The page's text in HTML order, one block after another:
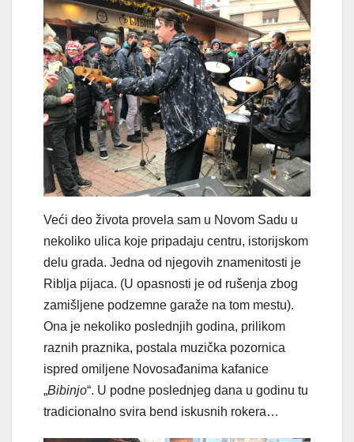
Veći deo života provela sam u Novom Sadu u
nekoliko ulica koje pripadaju centru, istorijskom
delu grada. Jedna od njegovih znamenitosti je
Riblja pijaca. (U opasnosti je od rušenja zbog
zamišljene podzemne garaže na tom mestu).
Ona je nekoliko poslednjih godina, prilikom
raznih praznika, postala muzička pozornica
ispred omiljene Novosađanima kafanice
„Bibinjo“. U podne poslednjeg dana u godinu tu
tradicionalno svira bend iskusnih rokera…